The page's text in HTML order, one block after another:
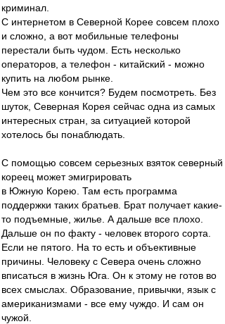
криминал.
С интернетом в Северной Корее совсем плохо
и сложно, а вот мобильные телефоны
перестали быть чудом. Есть несколько
операторов, а телефон - китайский - можно
купить на любом рынке.
Чем это все кончится? Будем посмотреть. Без
шуток, Северная Корея сейчас одна из самых
интересных стран, за ситуацией которой
хотелось бы понаблюдать.
С помощью совсем серьезных взяток северный
кореец может эмигрировать
в Южную Корею. Там есть программа
поддержки таких братьев. Брат получает какие-
то подъемные, жилье. А дальше все плохо.
Дальше он по факту - человек второго сорта.
Если не пятого. На то есть и объективные
причины. Человеку с Севера очень сложно
вписаться в жизнь Юга. Он к этому не готов во
всех смыслах. Образование, привычки, язык с
американизмами - все ему чуждо. И сам он
чужой.